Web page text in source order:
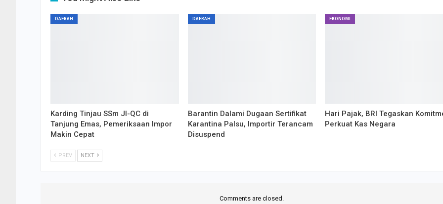
DAERAH
Karding Tinjau SSm JI-QC di
Tanjung Emas, Pemeriksaan Impor
Makin Cepat
DAERAH
Barantin Dalami Dugaan Sertifikat
Karantina Palsu, Importir Terancam
Disuspend
EKONOMI
Hari Pajak, BRI Tegaskan
Perkuat Kas Negara
PREV NEXT
Comments are closed.